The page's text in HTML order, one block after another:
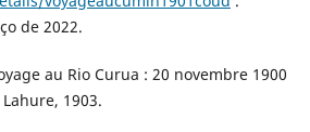
de 2022.
au Rio Curua : 20 novembre 1900
1903.